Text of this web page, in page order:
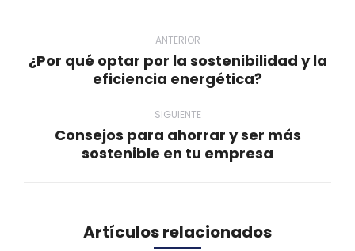
publicaciones
ANTERIOR
Publicación
anterior:
¿Por qué optar por la sostenibilidad y la
eficiencia energética?
SIGUIENTE
Publicación
siguiente:
Consejos para ahorrar y ser más
sostenible en tu empresa
Artículos relacionados